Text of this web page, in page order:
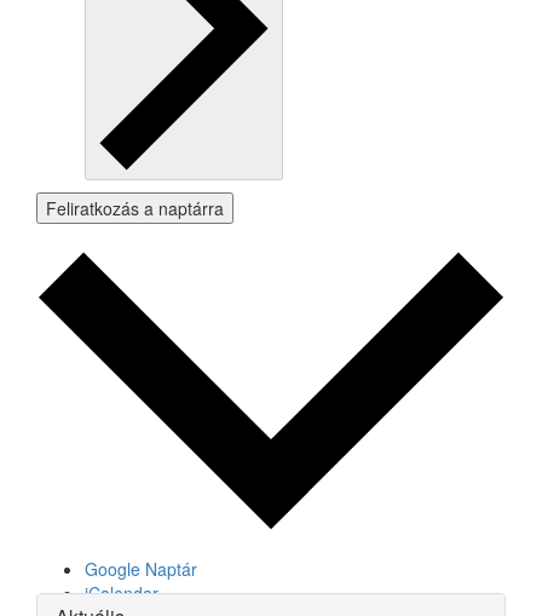
Feliratkozás a naptárra
Google Naptár
iCalendar